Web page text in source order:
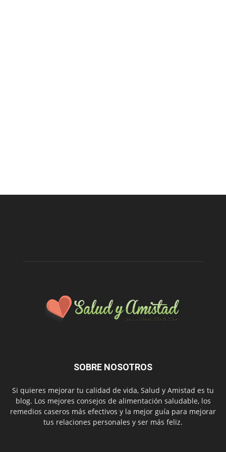
SOBRE NOSOTROS
Si quieres mejorar tu calidad de vida, Salud y Amistad es tu
blog. Los mejores consejos de alimentación saludable, los
remedios caseros más efectivos y la mejor guía para mejorar
tus relaciones personales y ser más feliz.